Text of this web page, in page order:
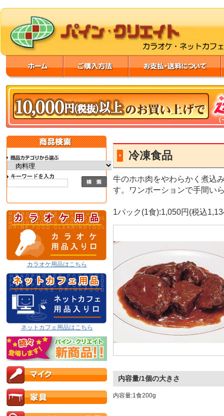
カラオケ用品はこちら
ネットカフェ用品はこちら
冷凍食品
牛のホホ肉をやわらかく煮込
す。ワンポーションで手間い
1パック(1食):1,050円(税込
内容量/1個の大きさ
内容量:1食200g